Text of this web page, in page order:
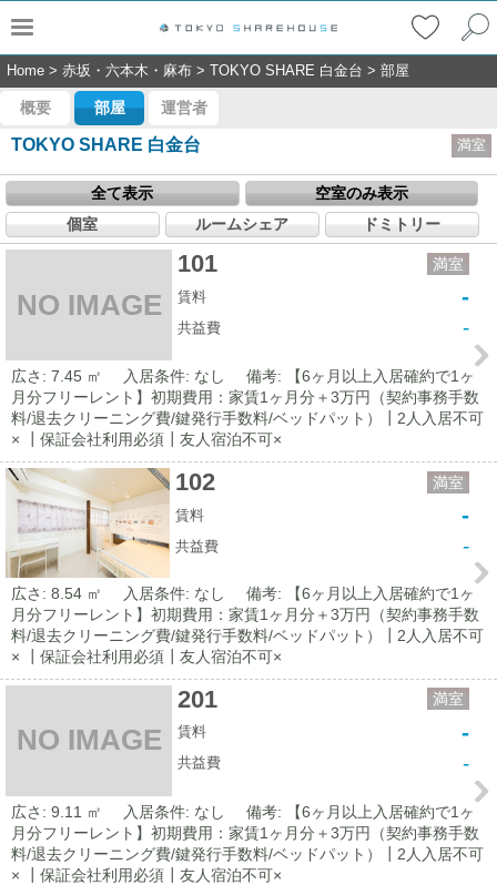
Home > 赤坂・六本木・麻布 > TOKYO SHARE 白金台 > 部屋
概要 部屋 運営者
TOKYO SHARE 白金台 満室
全て表示
空室のみ表示
個室
ルームシェア ドミトリー
NO IMAGE
101 満室
賃料 -
共益費 -
広さ: 7.45 ㎡ 入居条件: なし
備考: 【6ヶ月以上入居確約で1ヶ
月分フリーレント】初期費用：家賃1ヶ月分＋3万円（契約事務手数
料/退去クリーニング費/鍵発行手数料/ベッドパット）┃2人入居不可
× ┃保証会社利用必須┃友人宿泊不可×
102 満室
賃料 -
共益費 -
広さ: 8.54 ㎡ 入居条件: なし
備考: 【6ヶ月以上入居確約で1ヶ
月分フリーレント】初期費用：家賃1ヶ月分＋3万円（契約事務手数
料/退去クリーニング費/鍵発行手数料/ベッドパット）┃2人入居不可
× ┃保証会社利用必須┃友人宿泊不可×
NO IMAGE
201 満室
賃料 -
共益費 -
広さ: 9.11 ㎡ 入居条件: なし
備考: 【6ヶ月以上入居確約で1ヶ
月分フリーレント】初期費用：家賃1ヶ月分＋3万円（契約事務手数
料/退去クリーニング費/鍵発行手数料/ベッドパット）┃2人入居不可
× ┃保証会社利用必須┃友人宿泊不可×